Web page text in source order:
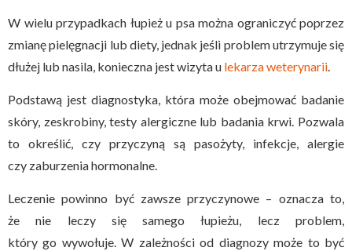
W wielu przypadkach łupież u psa można ograniczyć poprzez
zmianę pielęgnacji lub diety, jednak jeśli problem utrzymuje się
dłużej lub nasila, konieczna jest wizyta u lekarza weterynarii
Podstawą jest diagnostyka, która może obejmować badanie
skóry, zeskrobiny, testy alergiczne lub badania krwi. Pozwala
to określić, czy przyczyną są pasożyty, infekcje, alergie
czy zaburzenia hormonalne.
Leczenie powinno być zawsze przyczynowe – oznacza to,
że nie leczy się samego łupieżu, lecz problem,
który go wywołuje. W zależności od diagnozy może to być